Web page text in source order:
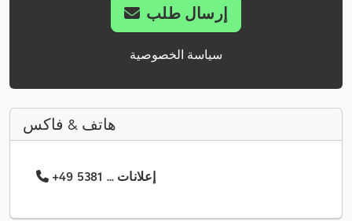
إرسال طلب
سياسة الخصوصية
هاتف & فاكس
+49 5381 ... إعلانات